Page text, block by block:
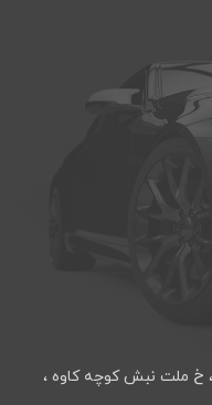
خ ملت نبش كوچه كاوه ،